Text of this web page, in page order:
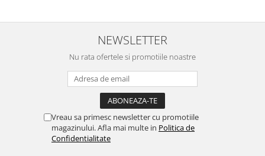
NEWSLETTER
Nu rata ofertele si promotiile noastre
Vreau sa primesc newsletter cu promotiile
magazinului. Afla mai multe in Politica de
Confidentialitate